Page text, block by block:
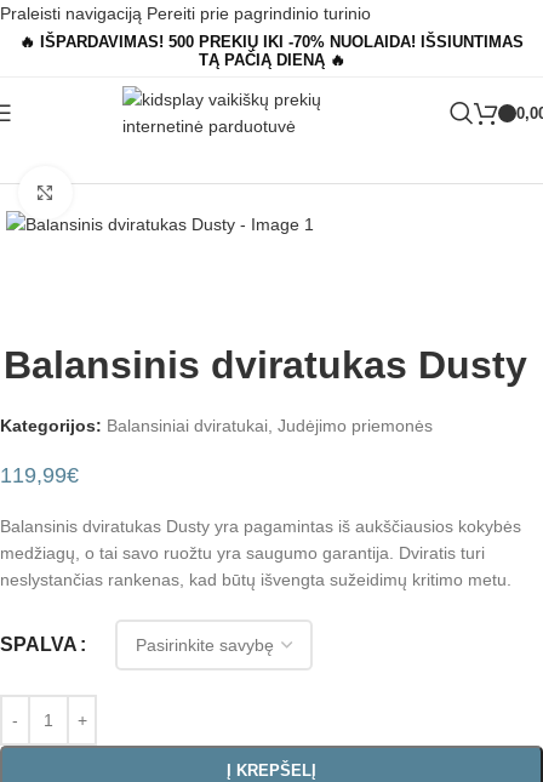
Praleisti navigaciją Pereiti prie pagrindinio turinio
🔥 IŠPARDAVIMAS! 500 PREKIŲ IKI -70% NUOLAIDA! IŠSIUNTIMAS
TĄ PAČIĄ DIENĄ 🔥
Parduotuvė»Balansinis dviratukas Dusty
Balansinis dviratukas Dusty
Kategorijos: Balansiniai dviratukai, Judėjimo priemonės
119,99€
Balansinis dviratukas Dusty yra pagamintas iš aukščiausios kokybės
medžiagų, o tai savo ruožtu yra saugumo garantija. Dviratis turi
neslystančias rankenas, kad būtų išvengta sužeidimų kritimo metu.
SPALVA
Į KREPŠELĮ